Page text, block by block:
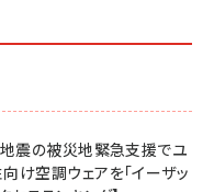
震の被災地緊急支援でユ
け空調ウェアを「イーザッ